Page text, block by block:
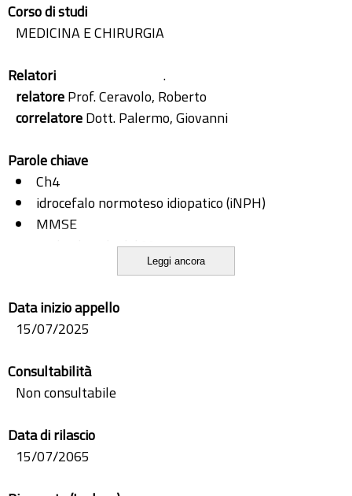
Corso di studi
MEDICINA E CHIRURGIA
Relatori
.
relatoreProf. Ceravolo, Roberto
correlatoreDott. Palermo, Giovanni
Parole chiave
Ch4
idrocefalo normoteso idiopatico (iNPH)
MMSE
nucleo basale del Meynert
prosencefalo basale
sistema colinergico
Leggi ancora
Data inizio appello
15/07/2025
Consultabilità
Non consultabile
Data di rilascio
15/07/2065